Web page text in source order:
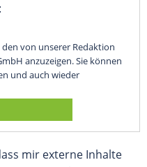
von unserer Redaktion
anzuzeigen. Sie können
und auch wieder
mir externe Inhalte